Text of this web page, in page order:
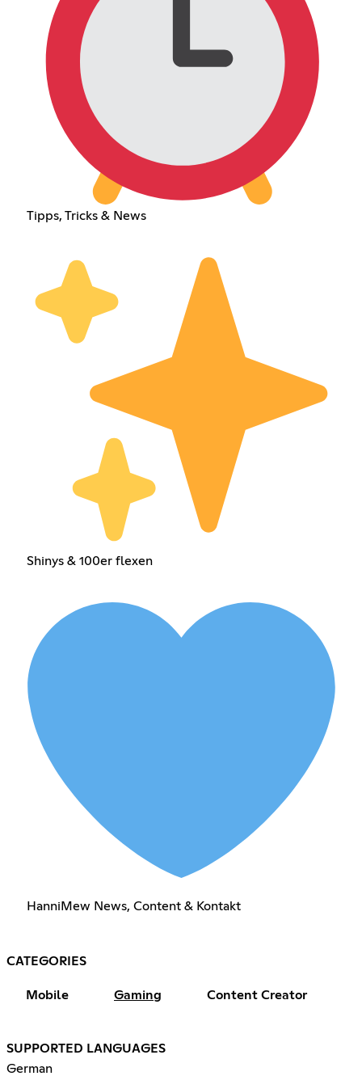
Tipps, Tricks & News
Shinys & 100er flexen
HanniMew News, Content & Kontakt
CATEGORIES
Mobile Gaming Content Creator
SUPPORTED LANGUAGES
German